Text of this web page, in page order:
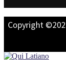
Copyright